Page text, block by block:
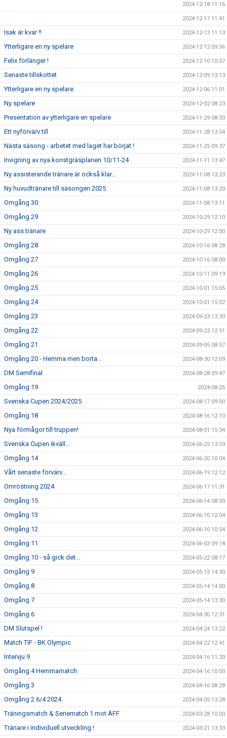
2024-12-18 11:16
2024-12-17 11:41
Isak är kvar !! 2024-12-13 11:13
Ytterligare en ny spelare 2024-12-12 09:56
Felix förlänger ! 2024-12-10 10:57
Senaste tillskottet 2024-12-09 13:13
Ytterligare en ny spelare 2024-12-06 11:01
Ny spelare 2024-12-02 08:23
Presentation av ytterligare en spelare 2024-11-29 08:33
Ett nyförvärv till 2024-11-28 13:54
Nästa säsong - arbetet med laget har börjat ! 2024-11-25 09:37
Invigning av nya konstgräsplanen 10/11-24 2024-11-11 13:47
Ny assisterande tränare är också klar... 2024-11-08 13:23
Ny huvudtränare till säsongen 2025 2024-11-08 13:20
Omgång 30 2024-11-08 13:11
Omgång 29 2024-10-29 12:10
Ny ass.tränare 2024-10-29 12:00
Omgång 28 2024-10-16 08:28
Omgång 27 2024-10-16 08:00
Omgång 26 2024-10-11 09:19
Omgång 25 2024-10-01 15:05
Omgång 24 2024-10-01 15:02
Omgång 23 2024-09-23 13:30
Omgång 22 2024-09-23 12:51
Omgång 21 2024-09-05 08:57
Omgång 20 - Hemma men borta... 2024-08-30 12:09
DM Semifinal 2024-08-28 09:47
Omgång 19 2024-08-25
Svenska Cupen 2024/2025 2024-08-17 09:00
Omgång 18 2024-08-16 12:10
Nya förmågor till truppen! 2024-08-01 15:34
Svenska Cupen ikväll... 2024-06-25 13:59
Omgång 14 2024-06-20 10:04
Vårt senaste förvärv... 2024-06-19 12:12
Omröstning 2024 2024-06-17 11:31
Omgång 15 2024-06-14 08:00
Omgång 13 2024-06-10 12:04
Omgång 12 2024-06-10 10:54
Omgång 11 2024-06-03 09:18
Omgång 10 - så gick det... 2024-05-22 08:17
Omgång 9 2024-05-15 14:30
Omgång 8 2024-05-14 14:00
Omgång 7 2024-05-14 13:30
Omgång 6 2024-04-30 12:31
DM Slutspel ! 2024-04-24 13:22
Match TIF - BK Olympic 2024-04-22 12:41
Intervju 9 2024-04-16 11:20
Omgång 4 Hemmamatch 2024-04-16 10:00
Omgång 3 2024-04-16 08:28
Omgång 2 6/4 2024 2024-04-05 13:28
Träningsmatch & Seriematch 1 mot ÄFF 2024-03-28 10:00
Tränare i individuell utveckling ! 2024-03-21 13:33